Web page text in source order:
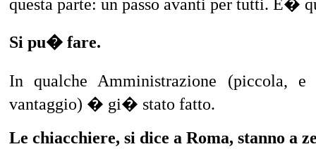
questa parte: un passo avanti per tutti. E�
Si pu� fare.
In qualche Amministrazione (piccola,
vantaggio) � gi� stato fatto.
Le chiacchiere, si dice a Roma, stanno a